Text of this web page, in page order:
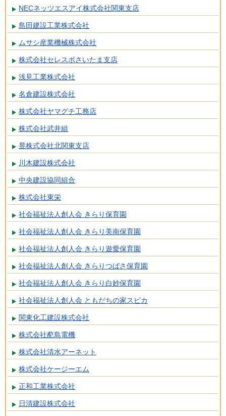
NECネッツエスアイ株式会社関東支店
島田建設工業株式会社
ムサシ産業機械株式会社
株式会社セレスポさいたま支店
浅見工業株式会社
名倉建設株式会社
株式会社ヤマグチ工務店
株式会社武井組
昱株式会社北関東支店
川木建設株式会社
中央建設協同組合
株式会社東栄
社会福祉法人創人会 きらり保育園
社会福祉法人創人会 きらり美南保育園
社会福祉法人創人会 きらり遊愛保育園
社会福祉法人創人会 きらりつばさ保育園
社会福祉法人創人会 きらり白妙保育園
社会福祉法人創人会 ともだちの家スピカ
関東化工建設株式会社
株式会社蓜島電機
株式会社清水アーネット
株式会社ケージーエム
正和工業株式会社
日清建設株式会社